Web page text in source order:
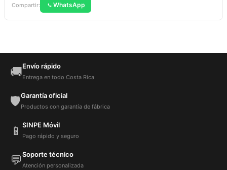
Compartir: WhatsApp
🚚Envío rápido
Entrega en todo Costa Rica
🛡️Garantía oficial
Productos con garantía de fábrica
📱 SINPE Móvil
Pago rápido y seguro
💬Soporte técnico
Atención personalizada